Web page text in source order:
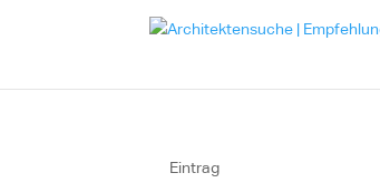
Eintrag